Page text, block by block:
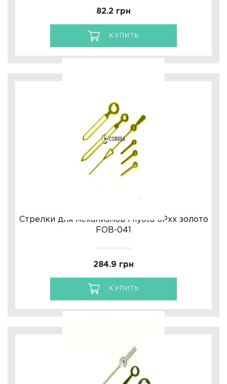
82.2 грн
КУПИТЬ
Стрелки для механизмов Miyota 6Pхх золото
FOB-041
284.9 грн
КУПИТЬ